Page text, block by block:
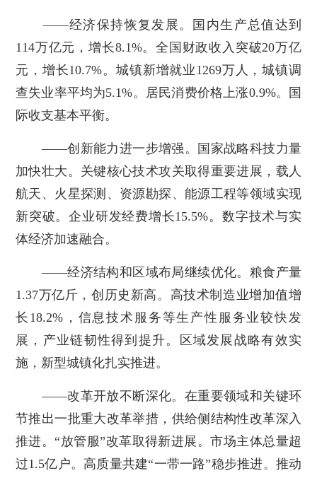
——经济保持恢复发展。国内生产总值达到
114万亿元，增长8.1%。全国财政收入突破20万亿
元，增长10.7%。城镇新增就业1269万人，城镇调
查失业率平均为5.1%。居民消费价格上涨0.9%。国
际收支基本平衡。
——创新能力进一步增强。国家战略科技力量
加快壮大。关键核心技术攻关取得重要进展，载人
航天、火星探测、资源勘探、能源工程等领域实现
新突破。企业研发经费增长15.5%。数字技术与实
体经济加速融合。
——经济结构和区域布局继续优化。粮食产量
1.37万亿斤，创历史新高。高技术制造业增加值增
长18.2%，信息技术服务等生产性服务业较快发
展，产业链韧性得到提升。区域发展战略有效实
施，新型城镇化扎实推进。
——改革开放不断深化。在重要领域和关键环
节推出一批重大改革举措，供给侧结构性改革深入
推进。“放管服”改革取得新进展。市场主体总量超
过1.5亿户。高质量共建“一带一路”稳步推进。推动